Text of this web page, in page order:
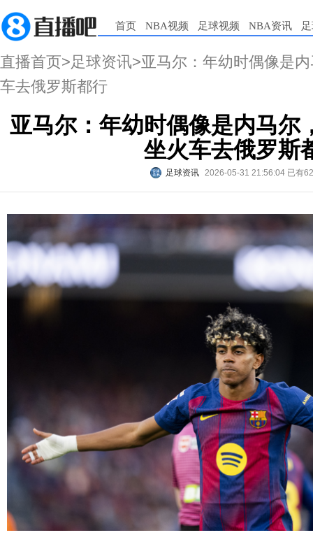
首页 NBA视频 足球视频 NBA资讯
直播首页>足球资讯>亚马尔：年幼时偶像是
车去俄罗斯都行
亚马尔：年幼时偶像是内马尔
坐火车去俄罗斯
足球资讯 2026-05-31 21:56:04 已有